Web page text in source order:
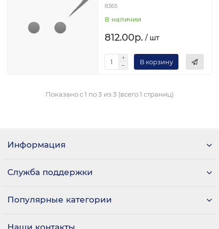
8365
В наличии
812.00р. / шт
В корзину
Показано с 1 по 3 из 3 (всего 1 страниц)
Информация
Служба поддержки
Популярные категории
Наши контакты